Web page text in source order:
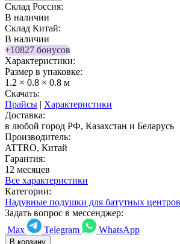
Склад Россия:
В наличии
Склад Китай:
В наличии
+10827 бонусов
Характеристики:
Размер в упаковке:
1.2 × 0.8 × 0.8 м
Скачать:
Прайсы | Характеристики
Доставка:
в любой город РФ, Казахстан и Беларусь
Производитель:
ATTRO, Китай
Гарантия:
12 месяцев
Все характеристики
Категории:
Надувные подушки для батутных центров
Задать вопрос в мессенджер:
Max
Telegram WhatsApp
В корзину